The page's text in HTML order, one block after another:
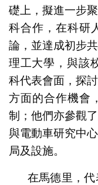
礎上，擬進一步
科合作，在科研
論，並達成初步
理工大學，與該
科代表會面，探
方面的合作機會
制；他們亦參觀
與電動車研究中
局及設施。
在馬德里，代